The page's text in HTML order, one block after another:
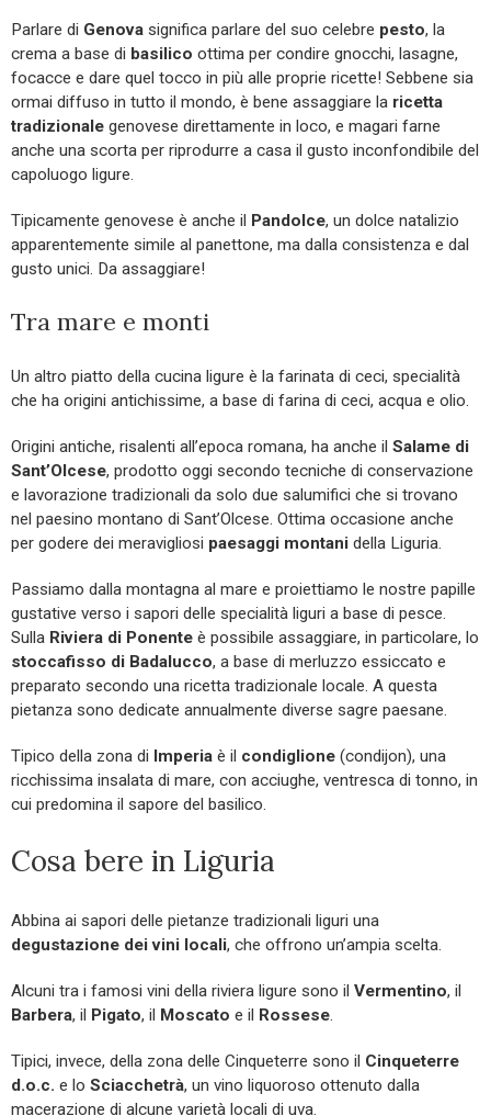
Parlare di Genova significa parlare del suo celebre pesto, la
crema a base di basilico ottima per condire gnocchi, lasagne,
focacce e dare quel tocco in più alle proprie ricette! Sebbene sia
ormai diffuso in tutto il mondo, è bene assaggiare la ricetta
tradizionale genovese direttamente in loco, e magari farne
anche una scorta per riprodurre a casa il gusto inconfondibile del
capoluogo ligure.
Tipicamente genovese è anche il Pandolce, un dolce natalizio
apparentemente simile al panettone, ma dalla consistenza e dal
gusto unici. Da assaggiare!
Tra mare e monti
Un altro piatto della cucina ligure è la farinata di ceci, specialità
che ha origini antichissime, a base di farina di ceci, acqua e olio.
Origini antiche, risalenti all’epoca romana, ha anche il Salame di
Sant’Olcese, prodotto oggi secondo tecniche di conservazione
e lavorazione tradizionali da solo due salumifici che si trovano
nel paesino montano di Sant’Olcese. Ottima occasione anche
per godere dei meravigliosi paesaggi montani della Liguria.
Passiamo dalla montagna al mare e proiettiamo le nostre papille
gustative verso i sapori delle specialità liguri a base di pesce.
Sulla Riviera di Ponente è possibile assaggiare, in particolare, lo
stoccafisso di Badalucco, a base di merluzzo essiccato e
preparato secondo una ricetta tradizionale locale. A questa
pietanza sono dedicate annualmente diverse sagre paesane.
Tipico della zona di Imperia è il condiglione (condijon), una
ricchissima insalata di mare, con acciughe, ventresca di tonno, in
cui predomina il sapore del basilico.
Cosa bere in Liguria
Abbina ai sapori delle pietanze tradizionali liguri una
degustazione dei vini locali, che offrono un’ampia scelta.
Alcuni tra i famosi vini della riviera ligure sono il Vermentino, il
Barbera, il Pigato, il Moscato e il Rossese.
Tipici, invece, della zona delle Cinqueterre sono il Cinqueterre
d.o.c. e lo Sciacchetrà, un vino liquoroso ottenuto dalla
macerazione di alcune varietà locali di uva.